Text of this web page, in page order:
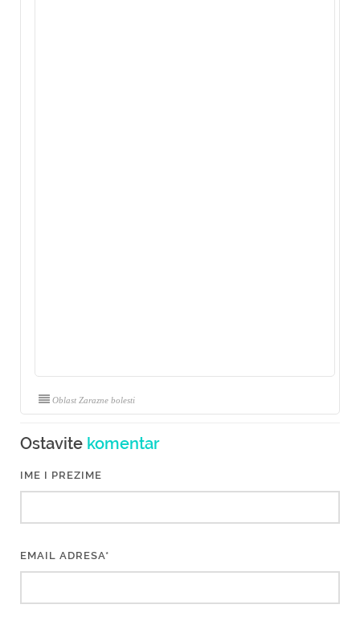
Oblast Zarazne bolesti
Ostavite komentar
IME I PREZIME
EMAIL ADRESA*